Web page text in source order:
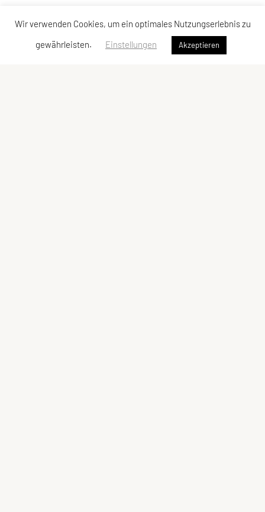
Wir verwenden Cookies, um ein optimales Nutzungserlebnis zu
gewährleisten.
Einstellungen Akzeptieren